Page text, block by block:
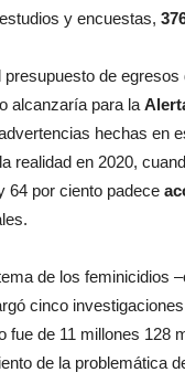
y encuestas,
de
alcanzaría para la
hechas en
realidad en 2020,
64 por ciento padece
de los feminicidios
cinco
fue de 11 millones 128
de la problemática